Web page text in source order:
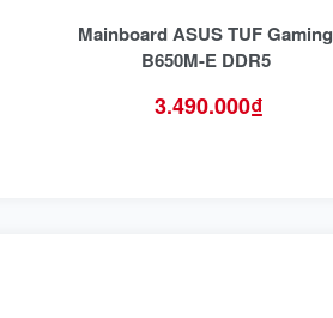
Mainboard ASUS TUF Gaming
B650M-E DDR5
3.490.000₫